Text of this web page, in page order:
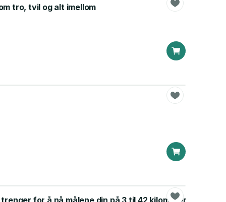
tro, tvil og alt imellom
for å nå målene din på 3 til 42 kilometer